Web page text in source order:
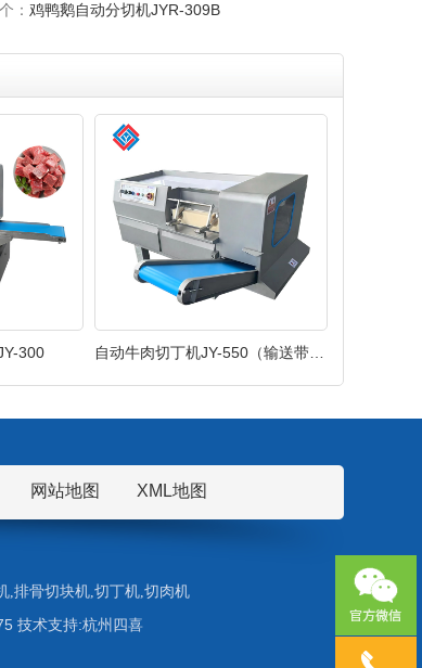
： 鸡鸭鹅自动分切机JYR-309B
300
网站地图 XML地图
,排骨切块机,切丁机,切肉机
技术支持:杭州四喜